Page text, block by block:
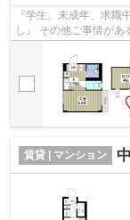
『学生、未成年、求
し』 その他ご事情が
賃貸 | マンション